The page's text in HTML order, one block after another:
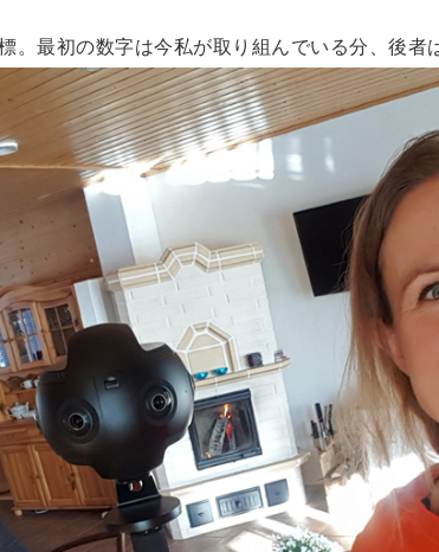
最初の数字は今私が取り組んでいる分、後者